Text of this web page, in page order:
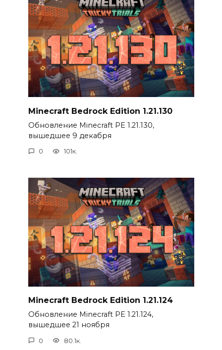
Minecraft Bedrock Edition 1.21.130
Обновление Minecraft PE 1.21.130,
вышедшее 9 декабря
0 101к.
Minecraft Bedrock Edition 1.21.124
Обновление Minecraft PE 1.21.124,
вышедшее 21 ноября
0 80.1к.